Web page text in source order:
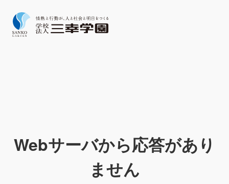
Webサーバから応答があり
ません